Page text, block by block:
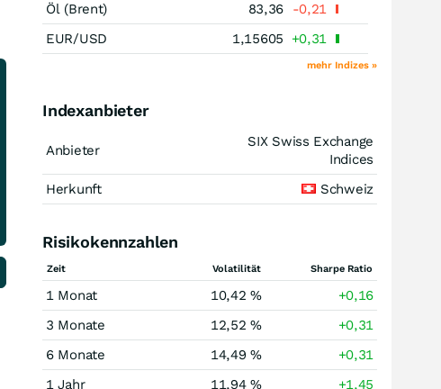
Öl (Brent)
83,36
-0,21
EUR/USD
1,15605 +0,31
mehr Indizes »
Indexanbieter
Anbieter
SIX Swiss Exchange
Indices
Herkunft
Schweiz
Risikokennzahlen
Zeit Volatilität Sharpe Ratio
1 Monat 10,42 %
+0,16
3 Monate
12,52 %
+0,31
6 Monate
14,49 %
+0,31
1 Jahr
11,94 %
+1,45